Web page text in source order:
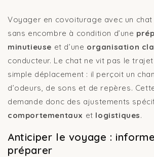
Voyager en covoiturage avec un
sans encombre à condition d’une
minutieuse et d’une organisation
conducteur. Le chat ne vit pas le
simple déplacement : il perçoit un
d’odeurs, de sons et de repères.
demande donc des ajustements
comportementaux et logistiques.
Anticiper le voyage :
préparer